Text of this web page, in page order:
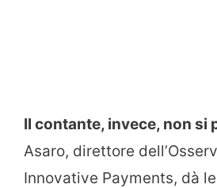
Il contante, invece, non si
Asaro, direttore
Innovative Payments, dà